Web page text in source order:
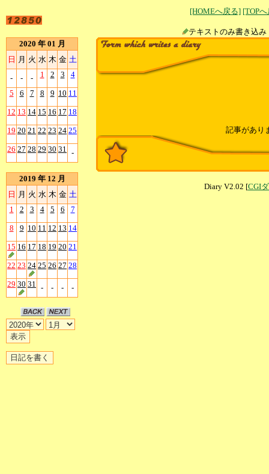
[HOMEへ戻る] [TOP
テキストのみ書
2020 年 01 月
日 月 火 水 木 金 土
- - - 1 2 3 4
5 6 7 8 9 10 11
12 13 14 15 16 17 18
19 20 21 22 23 24 25
26 27 28 29 30 31 -
2019 年 12 月
日 月 火 水 木 金 土
1
2 3 4 5 6 7
8 9 10 11 12 13 14
15 16 17 18 19 20 21
22 23 24 25 26 27 28
29 30 31 - - - -
記事があり
Diary V2.02 [CGI